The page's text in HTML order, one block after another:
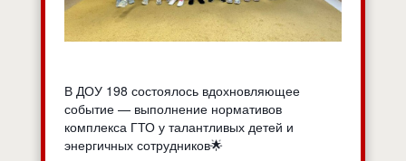
В ДОУ 198 состоялось вдохновляющее
событие — выполнение нормативов
комплекса ГТО у талантливых детей и
энергичных сотрудников🌟